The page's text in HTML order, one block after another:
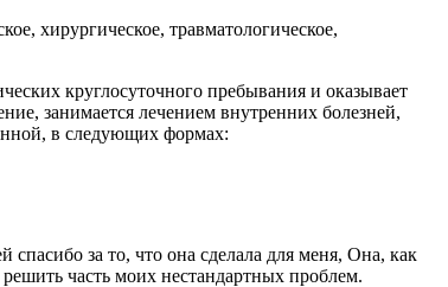
хирургическое, травматологическое,
круглосуточного пребывания и оказывает
занимается лечением внутренних болезней,
в следующих формах:
за то, что она сделала для меня, Она, как
часть моих нестандартных проблем.